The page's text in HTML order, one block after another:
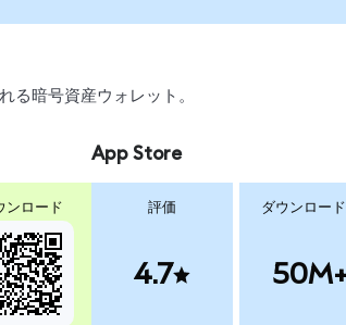
る暗号資産ウォレット。
ンロード
App Store
評価
4.7
ダウンロー